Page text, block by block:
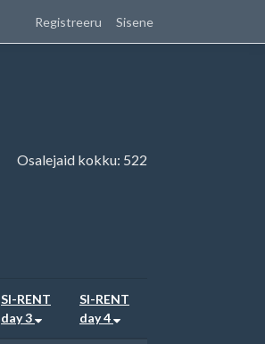
Registreeru Sisene
Osalejaid kokku: 522
SI-RENT
day 3
SI-RENT
day 4